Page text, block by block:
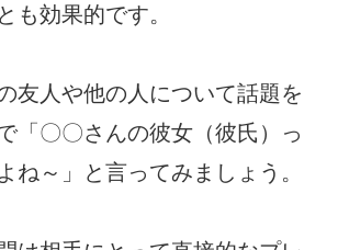
も効果的です。
友人や他の人について話題を
「〇〇さんの彼女（彼氏）っ
ね～」と言ってみましょう。